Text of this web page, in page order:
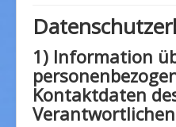
Sponsoren
Angebot
Kontakt
1) Information
Kontaktdaten
Verantwortlichen